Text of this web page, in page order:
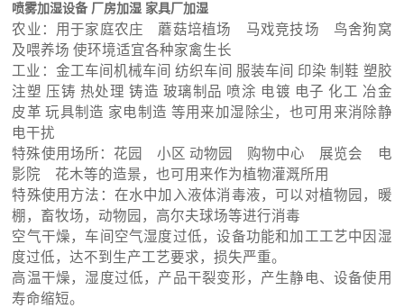
喷雾加湿设备 厂房加湿 家具厂加湿
农业：用于家庭农庄 蘑菇培植场 马戏竞技场 鸟舍狗窝
及喂养场 使环境适宜各种家禽生长
工业：金工车间机械车间 纺织车间 服装车间 印染 制鞋 塑胶
注塑 压铸 热处理 铸造 玻璃制品 喷涂 电镀 电子 化工 冶金
皮革 玩具制造 家电制造 等用来加湿除尘，也可用来消除静
电干扰
特殊使用场所：花园 小区 动物园 购物中心 展览会 电
影院 花木等的造景，也可用来作为植物灌溉所用
特殊使用方法：在水中加入液体消毒液，可以对植物园，暖
棚，畜牧场，动物园，高尔夫球场等进行消毒
空气干燥，车间空气湿度过低，设备功能和加工工艺中因湿
度过低，达不到生产工艺要求，损失严重。
高温干燥，湿度过低，产品干裂变形，产生静电、设备使用
寿命缩短。